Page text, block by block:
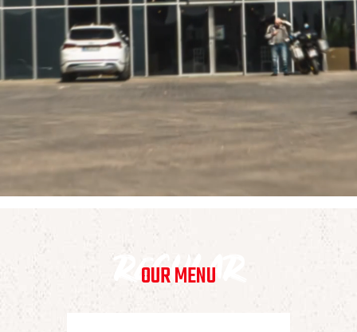
regular
OUR MENU